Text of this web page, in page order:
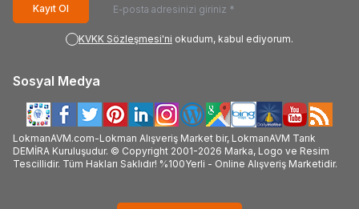
Kayıt Ol
KVKK Sözleşmesi'ni okudum, kabul ediyorum.
Sosyal Medya
LokmanAVM.com-Lokman Alışveriş Market bir, LokmanAVM Tarık
DEMİRA Kuruluşudur. © Copyright 2001-2026 Marka, Logo ve Resim
Tescillidir. Tüm Hakları Saklıdır! %100Yerli - Online Alışveriş Marketidir.